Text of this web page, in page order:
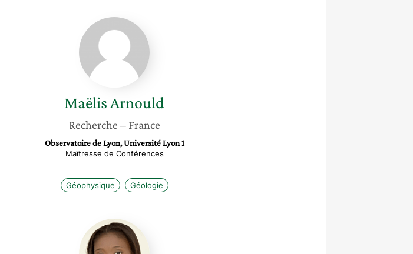
Maëlis
Arnould
MaëlisArnould
Recherche – France
Observatoire de Lyon, Université Lyon 1
Maîtresse de Conférences
Géophysique Géologie
Rokhaya
Sall
Mbaye